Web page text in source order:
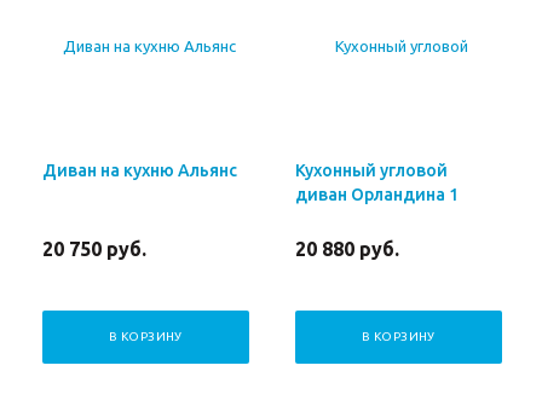
Диван на кухню Альянс
20 750 руб.
В КОРЗИНУ
Кухонный угловой
диван Орландина 1
20 880 руб.
В КОРЗИНУ